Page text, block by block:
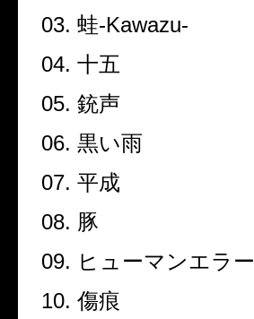
03. 蛙-Kawazu-
04. 十五
05. 銃声
06. 黒い雨
07. 平成
08. 豚
09. ヒューマンエラー
10. 傷痕